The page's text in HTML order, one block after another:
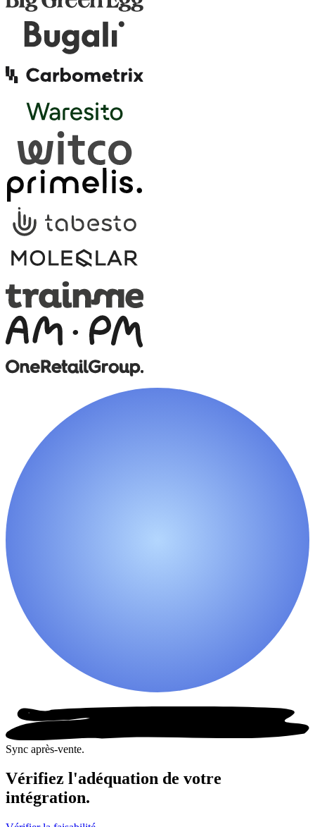
Sync après-vente.
Vérifiez l'adéquation de votre
intégration.